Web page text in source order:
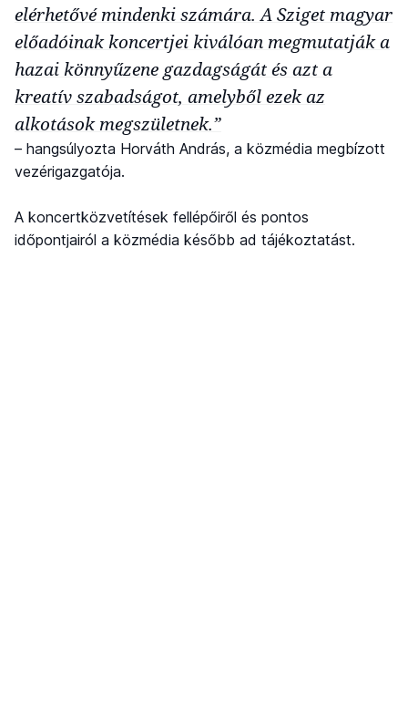
elérhetővé mindenki számára. A Sziget magyar
előadóinak koncertjei kiválóan megmutatják a
hazai könnyűzene gazdagságát és azt a
kreatív szabadságot, amelyből ezek az
alkotások megszületnek.”
– hangsúlyozta Horváth András, a közmédia megbízott
vezérigazgatója.
A koncertközvetítések fellépőiről és pontos
időpontjairól a közmédia később ad tájékoztatást.